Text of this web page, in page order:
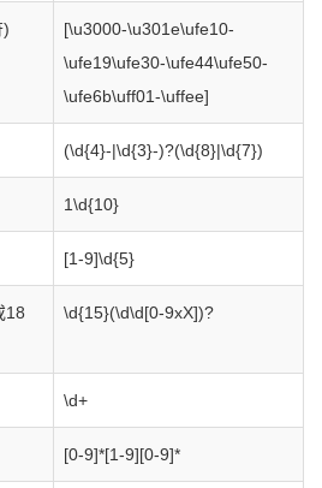
)
[\u3000-\u301e\ufe10-
\ufe19\ufe30-\ufe44\ufe50-
\ufe6b\uff01-\uffee]
(\d{4}-|\d{3}-)?(\d{8}|\d{7})
1\d{10}
[1-9]\d{5}
18
\d{15}(\d\d[0-9xX])?
\d+
[0-9]*[1-9][0-9]*